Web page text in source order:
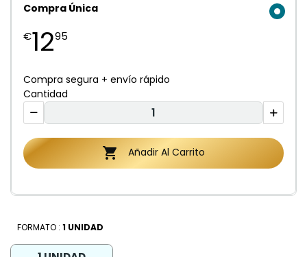
Compra Única
€1295
Compra segura + envío rápido
Cantidad
 Añadir Al Carrito
FORMATO : 1 UNIDAD